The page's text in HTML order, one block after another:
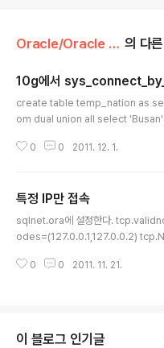
Oracle/Oracle Study 의 다
10g에서
create table temp_nation as
om dual union all select
t 'LA' city, 'America' country
0 0 2011. 12. 1.
특정 IP만 접속
sqlnet.ora에 설정한다.
odes=(127.0.0.1,127.0.0.2)
0 0 2011. 11. 21.
이 블로그 인기글